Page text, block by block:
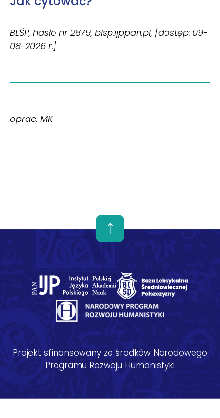
BLŚP, hasło nr 2879, blsp.ijppan.pl, [dostęp: 09-
08-2026 r.]
oprac. MK
Projekt sfinansowany ze środków Narodowego
Programu Rozwoju Humanistyki